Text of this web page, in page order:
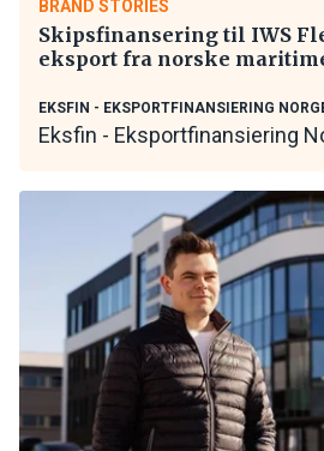
BRAND STORIES
Skipsfinansering til IWS
eksport fra norske
EKSFIN - EKSPORTFINANSIERING
Eksfin - Eksportfinansiering